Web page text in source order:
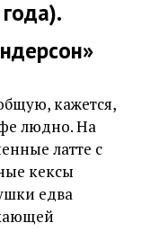
кажется,
людно. На
латте с
кексы
едва